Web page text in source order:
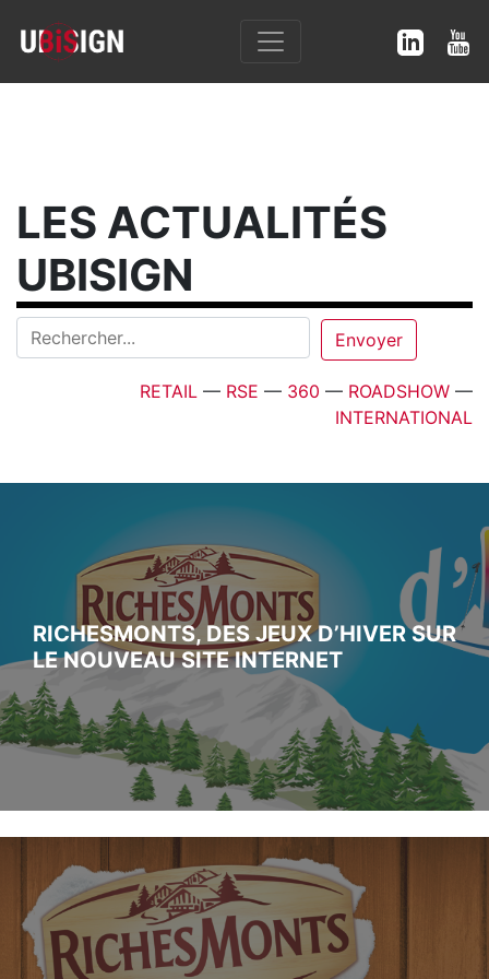
LES ACTUALITÉS
UBISIGN
RETAIL — RSE — 360 — ROADSHOW —
INTERNATIONAL
RICHESMONTS, DES JEUX D’HIVER SUR
LE NOUVEAU SITE INTERNET